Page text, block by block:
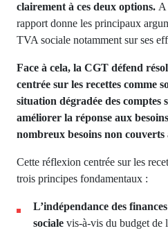
clairement à ces deux options. A
rapport donne les principaux
TVA sociale notamment sur ses
Face à cela, la CGT défend
centrée sur les recettes comme
situation dégradée des
améliorer la réponse aux
nombreux besoins non
Cette réflexion centrée sur les
trois principes fondamentaux :
L’indépendance des
sociale vis-à-vis du budget de